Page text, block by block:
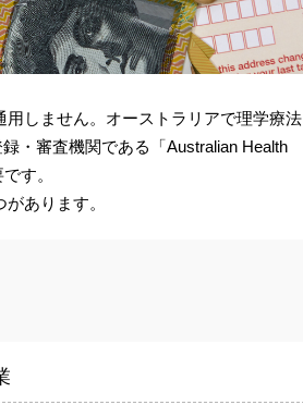
しません。オーストラリアで理学療法
・審査機関である「Australian Health
す。
あります。